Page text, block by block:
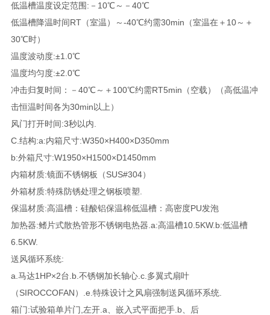
低温槽温度设定范围:－10℃～－40℃
低温槽降温时间RT（室温）～-40℃约需30min（室温在＋10～＋
30℃时）
温度波动度:±1.0℃
温度均匀度:±2.0℃
冲击归复时间：－40℃～＋100℃约需RT5min（空载）（高低温冲
击恒温时间各为30min以上）
风门打开时间:3秒以内.
C.结构:a:内箱尺寸:W350×H400×D350mm
b:外箱尺寸:W1950×H1500×D1450mm
内箱材质:镜面不锈钢板（SUS#304）
外箱材质:特殊防锈处理之钢板喷塑.
保温材质:高温槽：硅酸铝保温棉低温槽：高密度PU发泡
加热器:鳍片式散热管形不锈钢电热器.a:高温槽10.5KW.b:低温槽
6.5KW.
送风循环系统:
a.马达1HP×2台.b.不锈钢加长轴心.c.多翼式扇叶
（SIROCCOFAN）.e.特殊设计之风扇强制送风循环系统.
箱门:试验箱单片门,左开.a、嵌入式平面把手.b、后